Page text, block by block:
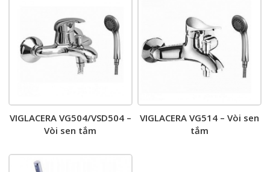
VIGLACERA VG504/VSD504 –
Vòi sen tắm
VIGLACERA VG514 – Vòi sen
tắm